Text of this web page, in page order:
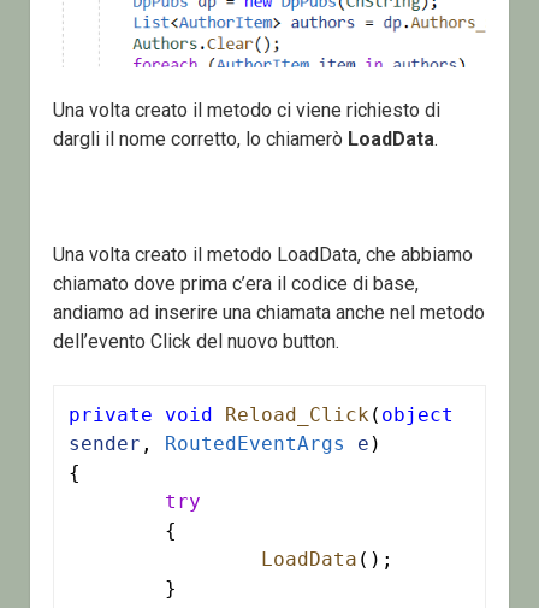
Una volta creato il metodo ci viene richiesto di
dargli il nome corretto, lo chiamerò LoadData.
Una volta creato il metodo LoadData, che abbiamo
chiamato dove prima c’era il codice di base,
andiamo ad inserire una chiamata anche nel metodo
dell’evento Click del nuovo button.
private void Reload_Click ( object
sender , RoutedEventArgs e )
{
try
LoadData ();